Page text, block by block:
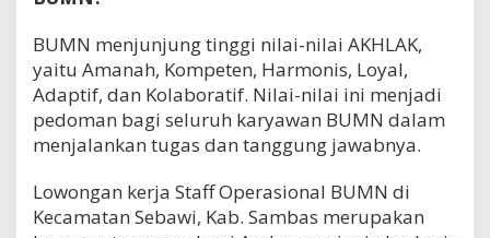
BUMN menjunjung tinggi nilai-nilai AKHLAK,
yaitu Amanah, Kompeten, Harmonis, Loyal,
Adaptif, dan Kolaboratif. Nilai-nilai ini menjadi
pedoman bagi seluruh karyawan BUMN dalam
menjalankan tugas dan tanggung jawabnya.
Lowongan kerja Staff Operasional BUMN di
Kecamatan Sebawi, Kab. Sambas merupakan